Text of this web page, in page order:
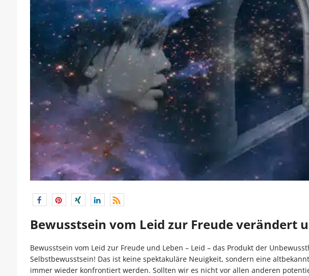
Bewusstsein vom Leid zur Freude verändert
Bewusstsein vom Leid zur Freude und Leben – Leid – das Produkt der
Selbstbewusstsein! Das ist keine spektakuläre Neuigkeit, sondern eine
immer wieder konfrontiert werden. Sollten wir es nicht vor allen anderen